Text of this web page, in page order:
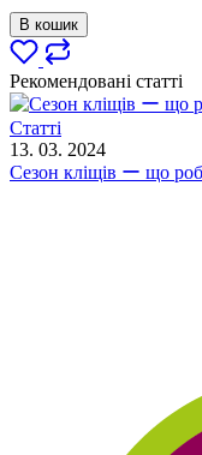
В кошик
Рекомендовані статті
Статті
13. 03. 2024
Сезон кліщів ー що